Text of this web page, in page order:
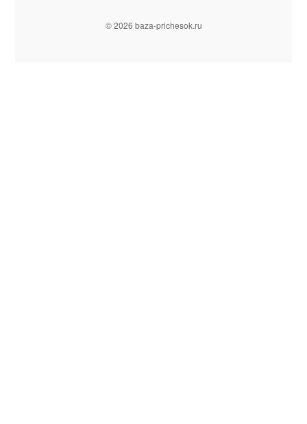
© 2026 baza-prichesok.ru